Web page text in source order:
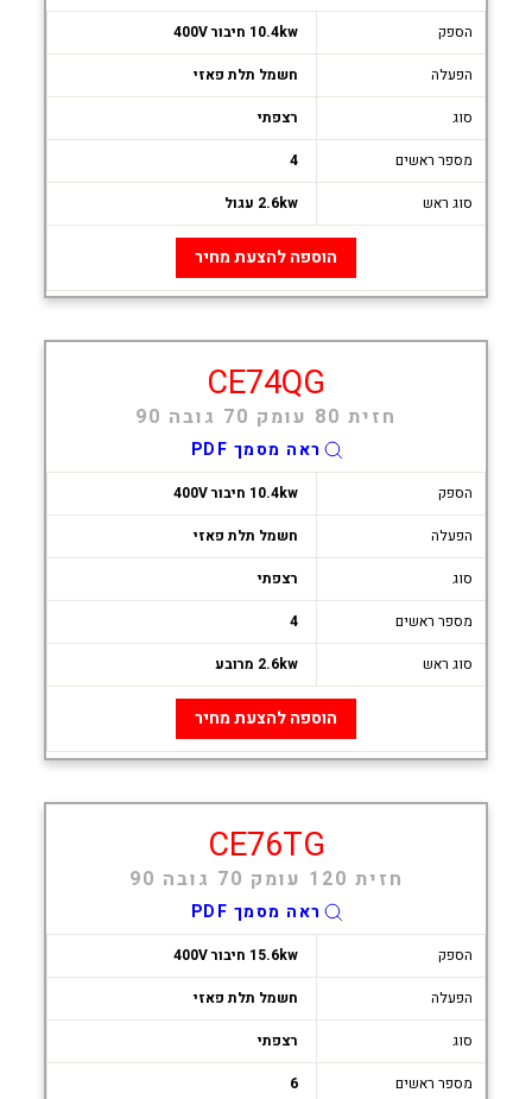
הספק
10.4kw חיבור 400V
הפעלה
חשמל תלת פאזי
סוג
רצפתי
מספר ראשים
4
סוג ראש
2.6kw עגול
הוספה להצעת מחיר
CE74QG
חזית 80 עומק 70 גובה 90
ראה מסמך PDF
הספק
10.4kw חיבור 400V
הפעלה
חשמל תלת פאזי
סוג
רצפתי
מספר ראשים
4
סוג ראש
2.6kw מרובע
הוספה להצעת מחיר
CE76TG
חזית 120 עומק 70 גובה 90
ראה מסמך PDF
הספק
15.6kw חיבור 400V
הפעלה
חשמל תלת פאזי
סוג
רצפתי
מספר ראשים
6